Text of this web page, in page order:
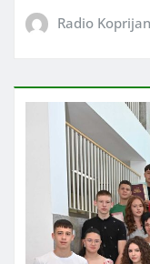
Radio Koprijan